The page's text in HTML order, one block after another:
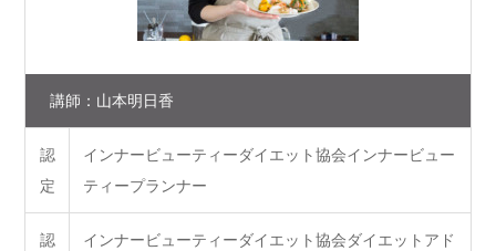
講師：山本明日香
認
定
インナービューティーダイエット協会インナービュー
ティープランナー
認
インナービューティーダイエット協会ダイエットアド